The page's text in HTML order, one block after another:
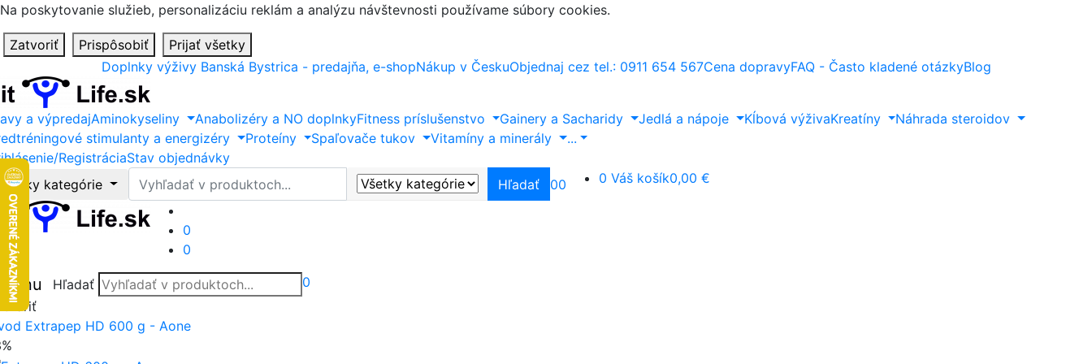
Na poskytovanie služieb, personalizáciu reklám a analýzu návštevnosti používame súbory cookies.
Zatvoriť Prispôsobiť
Prijať všetky
Doplnky výživy Banská Bystrica - predajňa, e-shopNákup v ČeskuObjednaj cez tel.: 0911 654 567Cena dopravyFAQ - Často kladené otázkyBlog
a výpredajAminokyseliny Anabolizéry a NO doplnkyFitness príslušenstvo Gainery a Sacharidy Jedlá a nápoje Kĺbová výživaKreatíny
Náhrada steroidov
stimulanty a energizéry
Proteíny Spaľovače tukov Vitamíny a minerály
...
RegistráciaStav objednávky
kategórie
Hľadať Hľadať 00 0 Váš košík0,00 €
0
0
Hľadať 0
Extrapep HD 600 g - Aone